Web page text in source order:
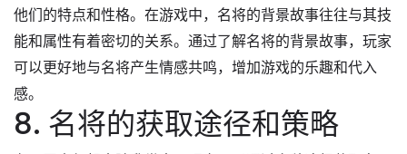
他们的特点和性格。在游戏中，名将的背景故事往往与其技
能和属性有着密切的关系。通过了解名将的背景故事，玩家
可以更好地与名将产生情感共鸣，增加游戏的乐趣和代入
感。
8. 名将的获取途径和策略